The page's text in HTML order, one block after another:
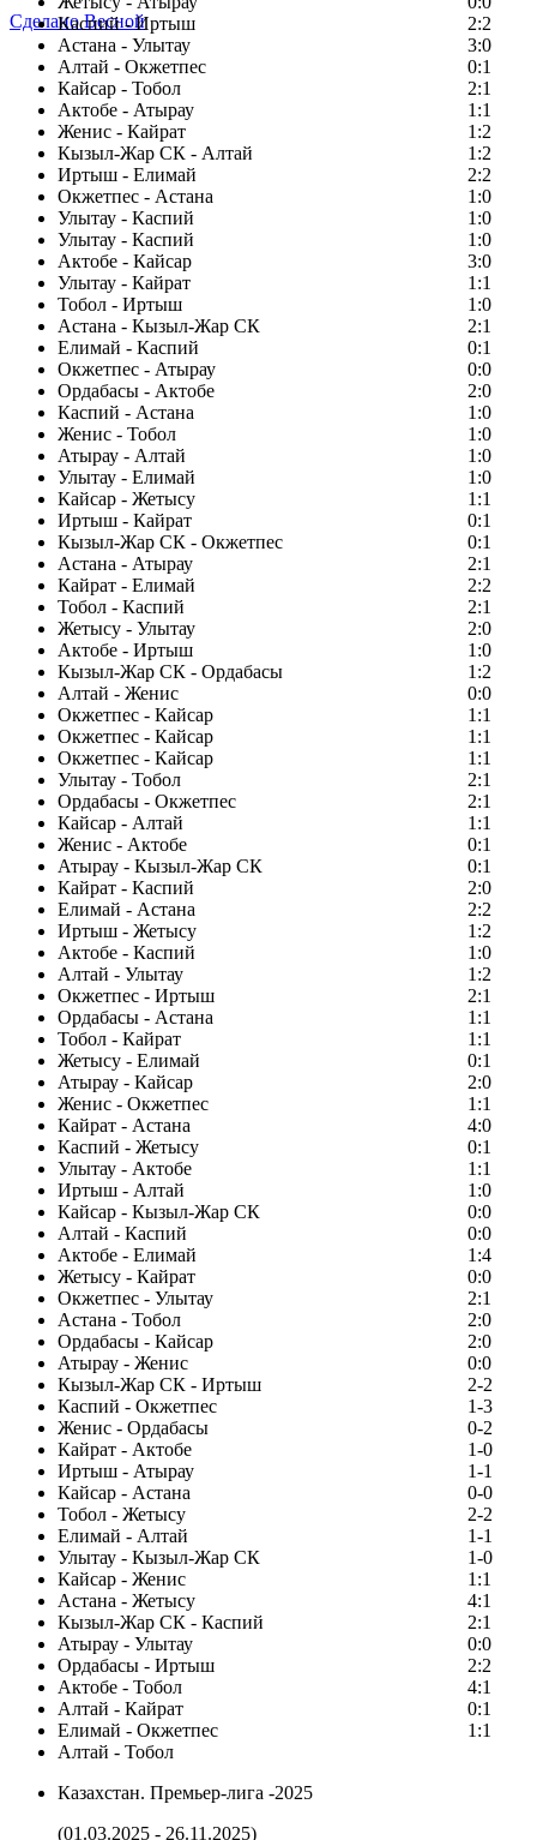
Каспий - Иртыш
2:2
Астана - Улытау
3:0
Алтай - Окжетпес
0:1
Кайсар - Тобол
2:1
Актобе - Атырау
1:1
Женис - Кайрат
1:2
Кызыл-Жар СК - Алтай
1:2
Иртыш - Елимай
2:2
Окжетпес - Астана
1:0
Улытау - Каспий
1:0
Улытау - Каспий
1:0
Актобе - Кайсар
3:0
Улытау - Кайрат
1:1
Тобол - Иртыш
1:0
Астана - Кызыл-Жар СК
2:1
Елимай - Каспий
0:1
Окжетпес - Атырау
0:0
Ордабасы - Актобе
2:0
Каспий - Астана
1:0
Женис - Тобол
1:0
Атырау - Алтай
1:0
Улытау - Елимай
1:0
Кайсар - Жетысу
1:1
Иртыш - Кайрат
0:1
Кызыл-Жар СК - Окжетпес
0:1
Астана - Атырау
2:1
Кайрат - Елимай
2:2
Тобол - Каспий
2:1
Жетысу - Улытау
2:0
Актобе - Иртыш
1:0
Кызыл-Жар СК - Ордабасы
1:2
Алтай - Женис
0:0
Окжетпес - Кайсар
1:1
Окжетпес - Кайсар
1:1
Окжетпес - Кайсар
1:1
Улытау - Тобол
2:1
Ордабасы - Окжетпес
2:1
Кайсар - Алтай
1:1
Женис - Актобе
0:1
Атырау - Кызыл-Жар СК
0:1
Кайрат - Каспий
2:0
Елимай - Астана
2:2
Иртыш - Жетысу
1:2
Актобе - Каспий
1:0
Алтай - Улытау
1:2
Окжетпес - Иртыш
2:1
Ордабасы - Астана
1:1
Тобол - Кайрат
1:1
Жетысу - Елимай
0:1
Атырау - Кайсар
2:0
Женис - Окжетпес
1:1
Кайрат - Астана
4:0
Каспий - Жетысу
0:1
Улытау - Актобе
1:1
Иртыш - Алтай
1:0
Кайсар - Кызыл-Жар СК
0:0
Алтай - Каспий
0:0
Актобе - Елимай
1:4
Жетысу - Кайрат
0:0
Окжетпес - Улытау
2:1
Астана - Тобол
2:0
Ордабасы - Кайсар
2:0
Атырау - Женис
0:0
Кызыл-Жар СК - Иртыш
2-2
Каспий - Окжетпес
1-3
Женис - Ордабасы
0-2
Кайрат - Актобе
1-0
Иртыш - Атырау
1-1
Кайсар - Астана
0-0
Тобол - Жетысу
2-2
Елимай - Алтай
1-1
Улытау - Кызыл-Жар СК
1-0
Кайсар - Женис
1:1
Астана - Жетысу
4:1
Кызыл-Жар СК - Каспий
2:1
Атырау - Улытау
0:0
Ордабасы - Иртыш
2:2
Актобе - Тобол
4:1
Алтай - Кайрат
0:1
Елимай - Окжетпес
1:1
Алтай - Тобол
Казахстан. Премьер-лига -2025
(01.03.2025 - 26.11.2025)
Сделано Весной